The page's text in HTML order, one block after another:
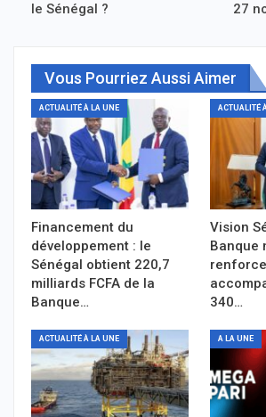
le Sénégal ?
27
Vous Pourriez Aussi Aimer
ACTUALITÉ À LA UNE
Financement du
développement : le
Sénégal obtient 220,7
milliards FCFA de la
Banque…
ACTUALITÉ
Vision
Banque
340…
ACTUALITÉ À LA UNE A LA UNE